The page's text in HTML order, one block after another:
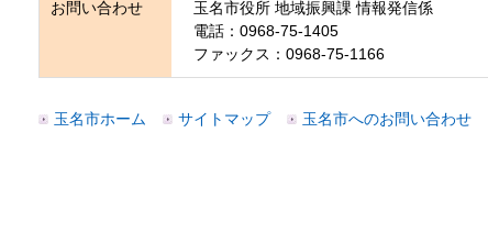
お問い合わせ
玉名市役所 地域振興課 情報発信係
電話：0968-75-1405
ファックス：0968-75-1166
玉名市ホーム サイトマップ 玉名市へのお問い合わせ